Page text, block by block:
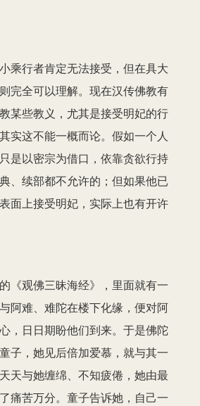
乘行者肯定无法接受，但在具大
完全可以理解。现在汉传佛教有
某些教义，尤其是接受明妃的行
实这不能一概而论。假如一个人
是以密宗为借口，依靠贪欲行持
、续部都不允许的；但如果他已
面上接受明妃，实际上也有开许
《观佛三昧海经》，里面就有一
阿难、难陀在楼下化缘，便对阿
，日日期盼他们到来。于是佛陀
子，她见后倍加爱慕，就与其一
天与她缠绵、不知疲倦，她由最
痛苦万分。童子告诉她，自己一